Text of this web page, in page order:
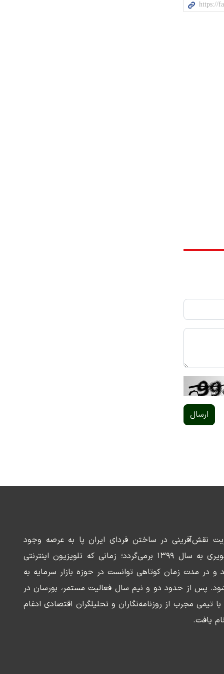
ارسال
نقش‌آفرینی در ساختن فردای ایران پا به عرصه وجود
می‌گذارد. سابقه این رسانه تصویری به سال ۱۳۹۹ برمی‌گردد؛ زمانی که تلویزیون اینترنتی
و در مدت زمان کوتاهی توانست در حوزه بازار سرمایه به
پس از حدود دو و نیم سال فعالیت مستمر، بورسان در
با تیمی مجرب از روزنامه‌نگاران و تحلیلگران اقتصادی ادغام
یافت.